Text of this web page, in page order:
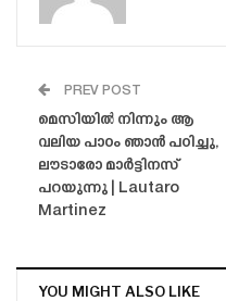
PREV POST
മെസിയിൽ നിന്നും ആ
വലിയ പാഠം ഞാൻ പഠിച്ചു,
ലൗടാരോ മാർട്ടിനസ്
പറയുന്നു | Lautaro
Martinez
YOU MIGHT ALSO LIKE